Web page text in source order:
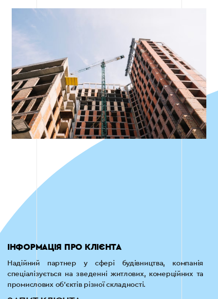
ІНФОРМАЦІЯ ПРО КЛІЄНТА
Надійний партнер у сфері будівництва, компанія
спеціалізується на зведенні житлових, комерційних та
промислових об'єктів різної складності.